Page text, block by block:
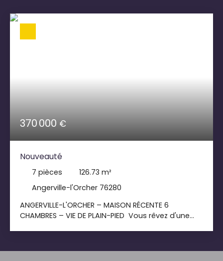
370 000 €
Nouveauté
7 pièces 126.73 m²
Angerville-l'Orcher 76280
ANGERVILLE-L'ORCHER – MAISON RÉCENTE 6
CHAMBRES – VIE DE PLAIN-PIED Vous rêvez d'une